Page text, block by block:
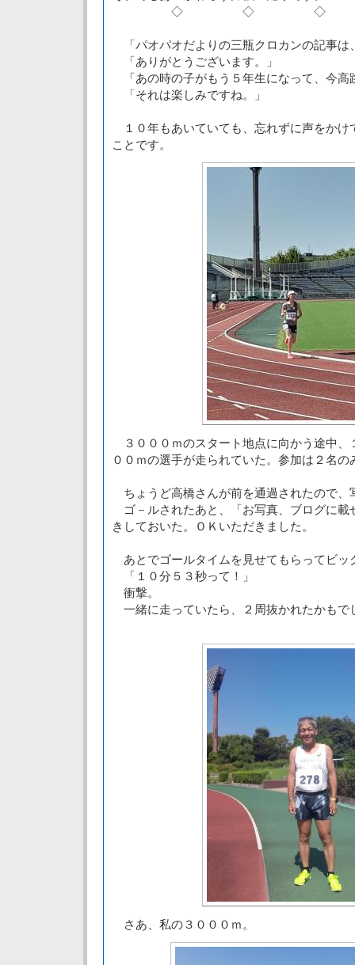
◇ ◇ ◇
「パオパオだよりの三瓶クロカンの記事は
「ありがとうございます。」
「あの時の子がもう５年生になって、今高
「それは楽しみですね。」
１０年もあいていても、忘れずに声をかけ
ことです。
３０００ｍのスタート地点に向かう途中、
００ｍの選手が走られていた。参加は２名の
ちょうど高橋さんが前を通過されたので、
ゴ－ルされたあと、「お写真、ブログに載
きしておいた。ＯＫいただきました。
あとでゴールタイムを見せてもらってビッ
「１０分５３秒って！」
衝撃。
一緒に走っていたら、２周抜かれたかもで
さあ、私の３０００ｍ。